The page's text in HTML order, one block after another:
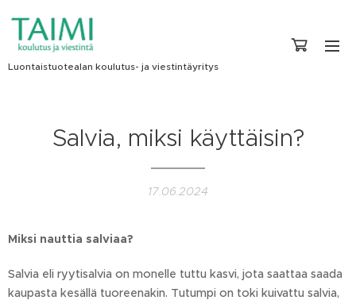
Luontaistuotealan koulutus- ja viestintäyritys
Salvia, miksi käyttäisin?
17.06.2024
Miksi nauttia salviaa?
Salvia eli ryytisalvia on monelle tuttu kasvi, jota saattaa saada
kaupasta kesällä tuoreenakin. Tutumpi on toki kuivattu salvia,